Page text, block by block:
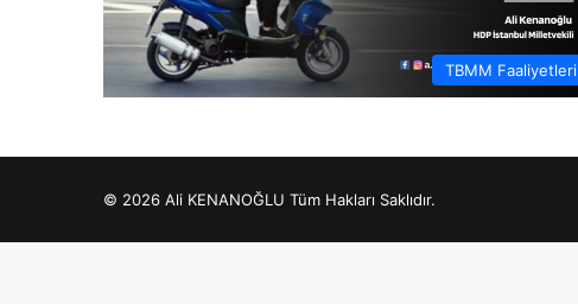
TBMM Faaliyetleri
© 2026 Ali KENANOĞLU Tüm Hakları Saklıdır.